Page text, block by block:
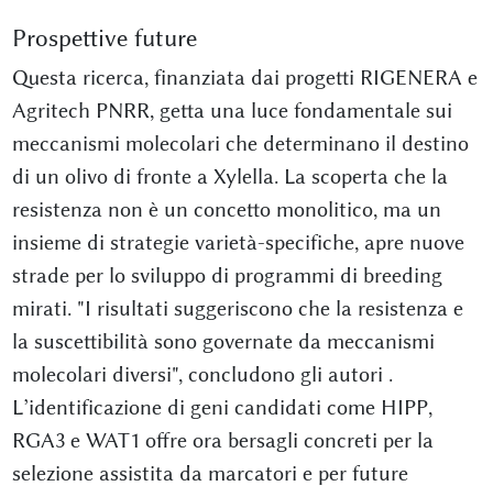
Prospettive future
Questa ricerca, finanziata dai progetti RIGENERA e
Agritech PNRR, getta una luce fondamentale sui
meccanismi molecolari che determinano il destino
di un olivo di fronte a Xylella. La scoperta che la
resistenza non è un concetto monolitico, ma un
insieme di strategie varietà-specifiche, apre nuove
strade per lo sviluppo di programmi di breeding
mirati. "I risultati suggeriscono che la resistenza e
la suscettibilità sono governate da meccanismi
molecolari diversi", concludono gli autori .
L’identificazione di geni candidati come HIPP,
RGA3 e WAT1 offre ora bersagli concreti per la
selezione assistita da marcatori e per future